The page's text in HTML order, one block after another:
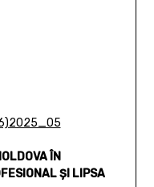
ÎN
ȘI LIPSA